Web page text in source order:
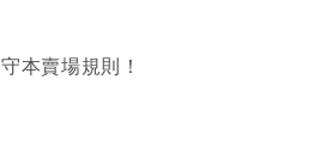
本賣場規則！